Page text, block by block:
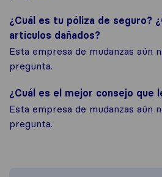
¿Cuál es tu póliza de seguro?
artículos dañados?
Esta empresa de mudanzas aún
pregunta.
¿Cuál es el mejor consejo que
Esta empresa de mudanzas aún
pregunta.